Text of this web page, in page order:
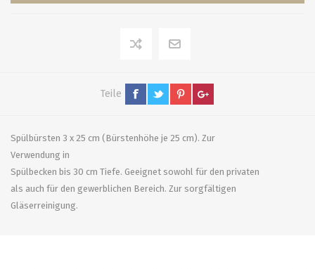
Teile
Spülbürsten 3 x 25 cm (Bürstenhöhe je 25 cm). Zur
Verwendung in
Spülbecken bis 30 cm Tiefe. Geeignet sowohl für den privaten
als auch für den gewerblichen Bereich. Zur sorgfältigen
Gläserreinigung.